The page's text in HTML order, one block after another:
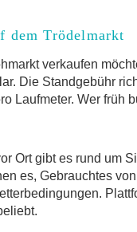
dem Trödelmarkt
verkaufen
Die Standgebühr
Laufmeter. Wer früh
Ort gibt es rund um
es, Gebrauchtes